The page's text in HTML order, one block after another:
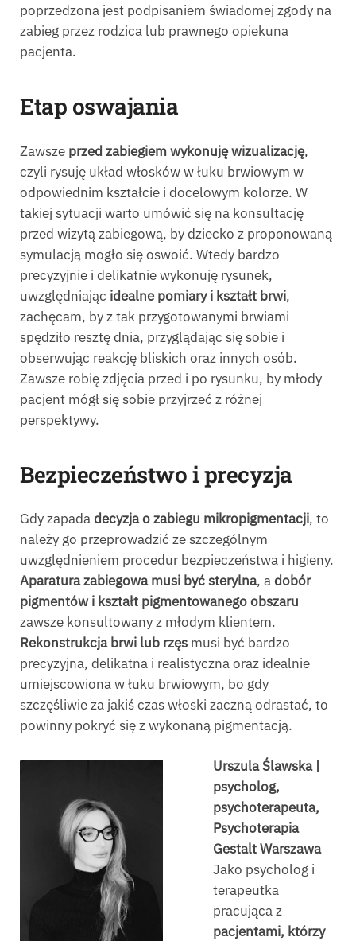
poprzedzona jest podpisaniem świadomej zgody na
zabieg przez rodzica lub prawnego opiekuna
pacjenta.
Etap oswajania
Zawsze przed zabiegiem wykonuję wizualizację,
czyli rysuję układ włosków w łuku brwiowym w
odpowiednim kształcie i docelowym kolorze. W
takiej sytuacji warto umówić się na konsultację
przed wizytą zabiegową, by dziecko z proponowaną
symulacją mogło się oswoić. Wtedy bardzo
precyzyjnie i delikatnie wykonuję rysunek,
uwzględniając idealne pomiary i kształt brwi,
zachęcam, by z tak przygotowanymi brwiami
spędziło resztę dnia, przyglądając się sobie i
obserwując reakcję bliskich oraz innych osób.
Zawsze robię zdjęcia przed i po rysunku, by młody
pacjent mógł się sobie przyjrzeć z różnej
perspektywy.
Bezpieczeństwo i precyzja
Gdy zapadadecyzja o zabiegu mikropigmentacji, to
należy go przeprowadzić ze szczególnym
uwzględnieniem procedur bezpieczeństwa i higieny.
Aparatura zabiegowa musi być sterylna, adobór
pigmentów i kształt pigmentowanego obszaru
zawsze konsultowany z młodym klientem.
Rekonstrukcja brwi lub rzęs musi być bardzo
precyzyjna, delikatna i realistyczna oraz idealnie
umiejscowiona w łuku brwiowym, bo gdy
szczęśliwie za jakiś czas włoski zaczną odrastać, to
powinny pokryć się z wykonaną pigmentacją.
Urszula Ślawska |
psycholog,
psychoterapeuta,
Psychoterapia
Gestalt Warszawa
Jako psycholog i
terapeutka
pracująca z
pacjentami, którzy